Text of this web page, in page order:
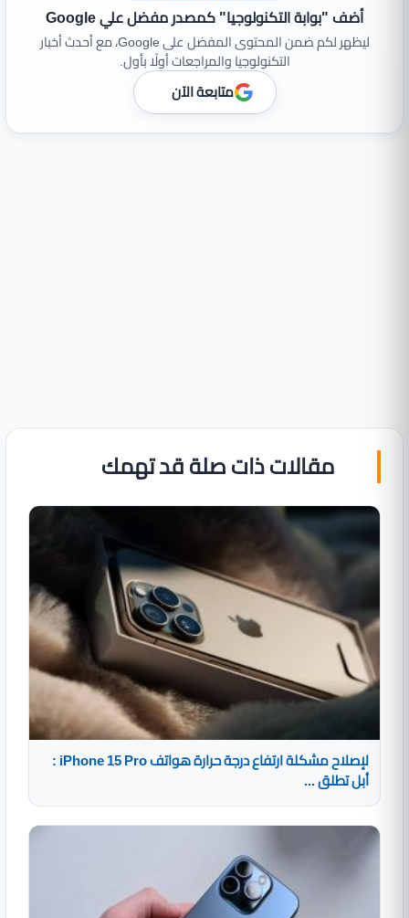
أضف "بوابة التكنولوجيا" كمصدر مفضل علي Google
ليظهر لكم ضمن المحتوى المفضل على Google، مع أحدث أخبار
التكنولوجيا والمراجعات أولًا بأول.
متابعة الآن
مقالات ذات صلة قد تهمك
لإصلاح مشكلة ارتفاع درجة حرارة هواتف iPhone 15 Pro‏ :
أبل تطلق ...